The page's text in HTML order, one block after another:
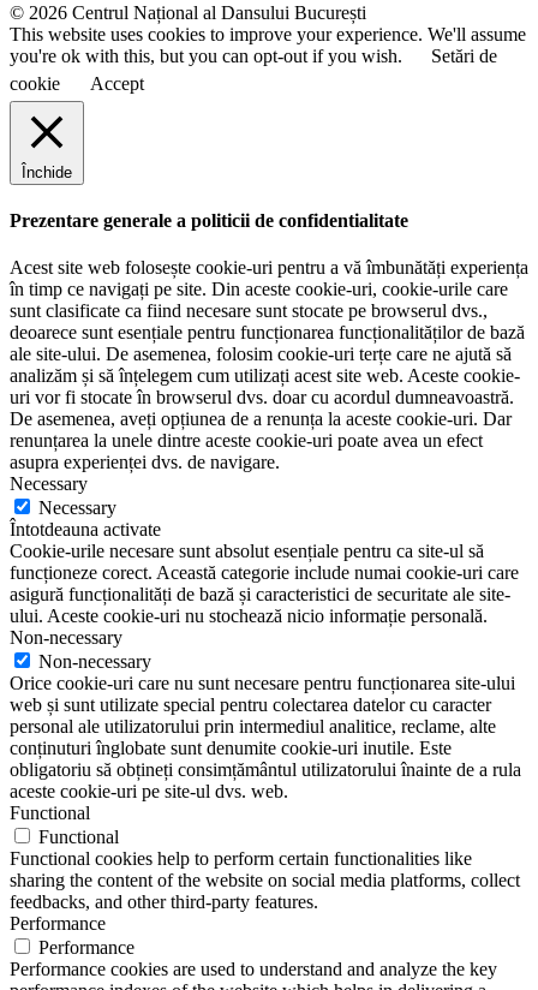
© 2026 Centrul Național al Dansului București
This website uses cookies to improve your experience. We'll assume
you're ok with this, but you can opt-out if you wish.
Setări de
cookie
Accept
Închide
Prezentare generale a politicii de confidentialitate
Acest site web folosește cookie-uri pentru a vă îmbunătăți experiența
în timp ce navigați pe site. Din aceste cookie-uri, cookie-urile care
sunt clasificate ca fiind necesare sunt stocate pe browserul dvs.,
deoarece sunt esențiale pentru funcționarea funcționalităților de bază
ale site-ului. De asemenea, folosim cookie-uri terțe care ne ajută să
analizăm și să înțelegem cum utilizați acest site web. Aceste cookie-
uri vor fi stocate în browserul dvs. doar cu acordul dumneavoastră.
De asemenea, aveți opțiunea de a renunța la aceste cookie-uri. Dar
renunțarea la unele dintre aceste cookie-uri poate avea un efect
asupra experienței dvs. de navigare.
Necessary
Necessary
Întotdeauna activate
Cookie-urile necesare sunt absolut esențiale pentru ca site-ul să
funcționeze corect. Această categorie include numai cookie-uri care
asigură funcționalități de bază și caracteristici de securitate ale site-
ului. Aceste cookie-uri nu stochează nicio informație personală.
Non-necessary
Non-necessary
Orice cookie-uri care nu sunt necesare pentru funcționarea site-ului
web și sunt utilizate special pentru colectarea datelor cu caracter
personal ale utilizatorului prin intermediul analitice, reclame, alte
conținuturi înglobate sunt denumite cookie-uri inutile. Este
obligatoriu să obțineți consimțământul utilizatorului înainte de a rula
aceste cookie-uri pe site-ul dvs. web.
Functional
Functional
Functional cookies help to perform certain functionalities like
sharing the content of the website on social media platforms, collect
feedbacks, and other third-party features.
Performance
Performance
Performance cookies are used to understand and analyze the key